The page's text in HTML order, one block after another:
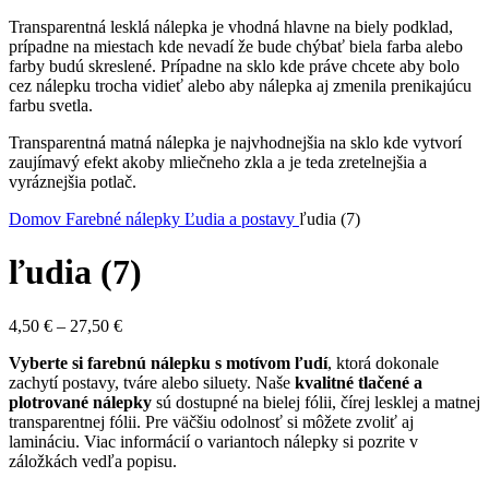
Transparentná lesklá nálepka je vhodná hlavne na biely podklad,
prípadne na miestach kde nevadí že bude chýbať biela farba alebo
farby budú skreslené. Prípadne na sklo kde práve chcete aby bolo
cez nálepku trocha vidieť alebo aby nálepka aj zmenila prenikajúcu
farbu svetla.
Transparentná matná nálepka je najvhodnejšia na sklo kde vytvorí
zaujímavý efekt akoby mliečneho zkla a je teda zretelnejšia a
vyráznejšia potlač.
Domov Farebné nálepky Ľudia a postavy ľudia (7)
ľudia (7)
4,50 € – 27,50 €Price
4,50 €
through
27,50 €
Vyberte si farebnú nálepku s motívom ľudí, ktorá dokonale
zachytí postavy, tváre alebo siluety. Naše kvalitné tlačené a
plotrované nálepky sú dostupné na bielej fólii, čírej lesklej a matnej
transparentnej fólii. Pre väčšiu odolnosť si môžete zvoliť aj
lamináciu. Viac informácií o variantoch nálepky si pozrite v
záložkách vedľa popisu.